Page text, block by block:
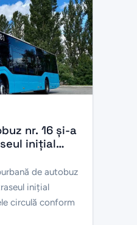
nr. 16 și-a
inițial
de autobuz
inițial
circulă conform